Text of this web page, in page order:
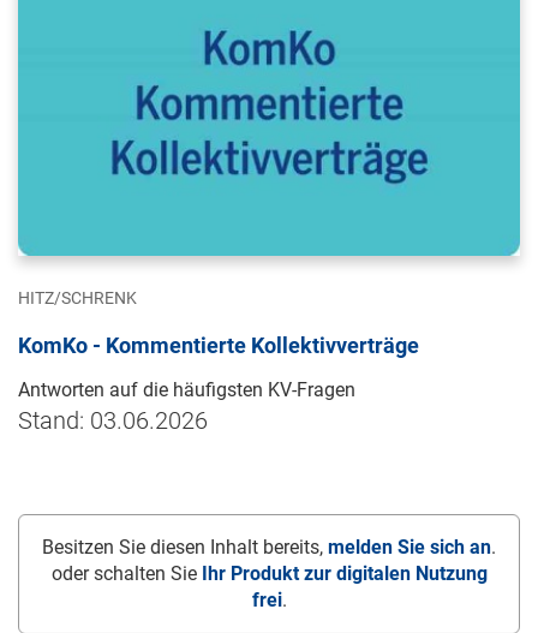
HITZ/SCHRENK
KomKo - Kommentierte Kollektivverträge
Antworten auf die häufigsten KV-Fragen
Stand: 03.06.2026
Besitzen Sie diesen Inhalt bereits, melden Sie sich an.
oder schalten Sie
Ihr Produkt zur digitalen Nutzung
frei.